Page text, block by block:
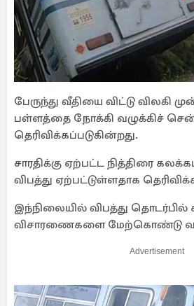
பேருந்து வீதியை விட்டு விலகி
பள்ளத்தை நோக்கி வழுக்கிச்
தெரிவிக்கப்படுகின்றது.
சாரதிக்கு ஏற்பட்ட நித்திரை
விபத்து ஏற்பட்டுள்ளதாக
இந்நிலையில் விபத்து
விசாரணைகளை மேற்கொண்டு
Advertisement